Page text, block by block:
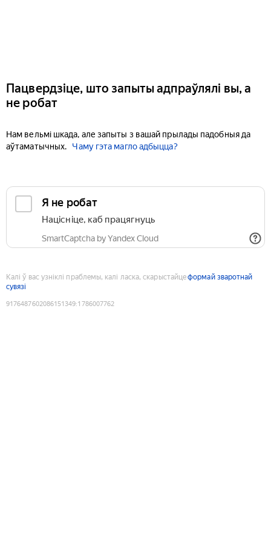
Пацвердзіце, што запыты адпраўлялі вы, а
не робат
Нам вельмі шкада, але запыты з вашай прылады падобныя да
аўтаматычных.
Чаму гэта магло адбыцца?
Я не робат
Націсніце, каб працягнуць
SmartCaptcha by Yandex Cloud
Калі ў вас узніклі праблемы, калі ласка, скарыстайцеформай зваротнай
сувязі
9176487602086151349:1786007762